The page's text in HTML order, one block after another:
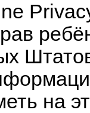
на